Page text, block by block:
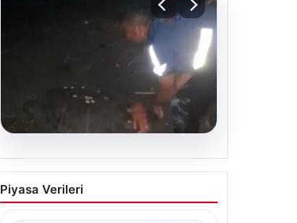
Sahilde yönünü şaşıran
caretta carettayı
Piyasa Verileri